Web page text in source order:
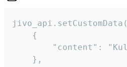
    {
"content":
    },